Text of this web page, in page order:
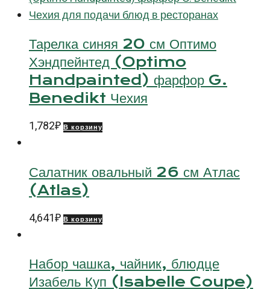
Тарелка синяя 20 см Оптимо
Хэндпейнтед (Optimo
Handpainted) фарфор G.
Benedikt Чехия
1,782₽ В корзину
Салатник овальный 26 см Атлас
(Atlas)
4,641₽ В корзину
Набор чашка, чайник, блюдце
Изабель Куп (Isabelle Coupe)